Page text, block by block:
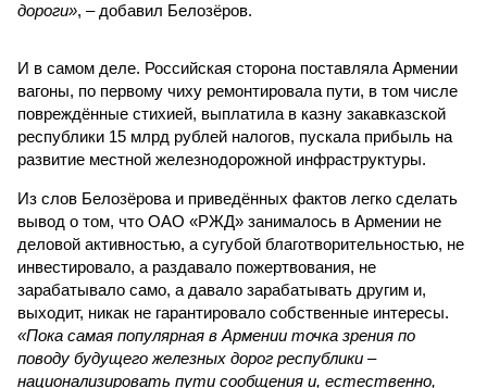
дороги», – добавил Белозёров.
И в самом деле. Российская сторона поставляла Армении
вагоны, по первому чиху ремонтировала пути, в том числе
повреждённые стихией, выплатила в казну закавказской
республики 15 млрд рублей налогов, пускала прибыль на
развитие местной железнодорожной инфраструктуры.
Из слов Белозёрова и приведённых фактов легко сделать
вывод о том, что ОАО «РЖД» занималось в Армении не
деловой активностью, а сугубой благотворительностью, не
инвестировало, а раздавало пожертвования, не
зарабатывало само, а давало зарабатывать другим и,
выходит, никак не гарантировало собственные интересы.
«Пока самая популярная в Армении точка зрения по
поводу будущего железных дорог рес­публики –
национализировать пути сообщения и, естественно,